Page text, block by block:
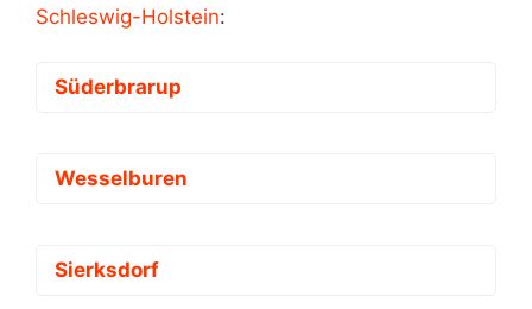
Schleswig-Holstein:
Süderbrarup
Wesselburen
Sierksdorf